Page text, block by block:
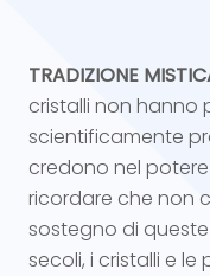
TRADIZIONE
cristalli non hanno
scientificamente
credono nel
ricordare che non
sostegno di
secoli, i cristalli e